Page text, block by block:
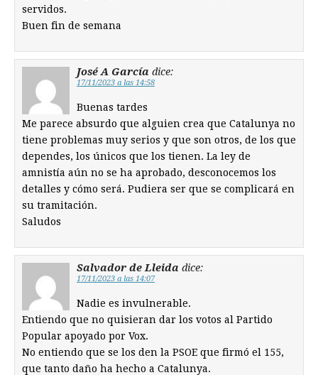
servidos.
Buen fin de semana
José A García dice:
17/11/2023 a las 14:58
Buenas tardes
Me parece absurdo que alguien crea que Catalunya no
tiene problemas muy serios y que son otros, de los que
dependes, los únicos que los tienen. La ley de
amnistía aún no se ha aprobado, desconocemos los
detalles y cómo será. Pudiera ser que se complicará en
su tramitación.
Saludos
Salvador de Lleida dice:
17/11/2023 a las 14:07
Nadie es invulnerable.
Entiendo que no quisieran dar los votos al Partido
Popular apoyado por Vox.
No entiendo que se los den la PSOE que firmó el 155,
que tanto daño ha hecho a Catalunya.